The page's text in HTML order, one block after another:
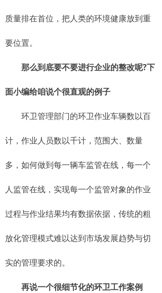
质量排在首位，把人类的环境健康放到重
要位置。
那么到底要不要进行企业的整改呢?下
面小编给咱说个很直观的例子
环卫管理部门的环卫作业车辆数以百
计，作业人员数以千计，范围大、数量
多，如何做到每一辆车监管在线，每一个
人监管在线，实现每一个监管对象的作业
过程与作业结果均有数据依据，传统的粗
放化管理模式难以达到市场发展趋势与切
实的管理要求的。
再说一个很细节化的环卫工作案例